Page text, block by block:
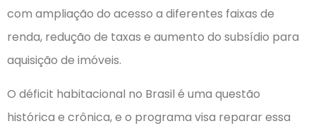
com ampliação do acesso a diferentes faixas de
renda, redução de taxas e aumento do subsídio para
aquisição de imóveis.
O déficit habitacional no Brasil é uma questão
histórica e crônica, e o programa visa reparar essa